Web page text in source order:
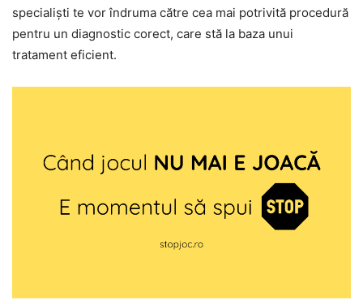
specialiști te vor îndruma către cea mai potrivită procedură
pentru un diagnostic corect, care stă la baza unui
tratament eficient.